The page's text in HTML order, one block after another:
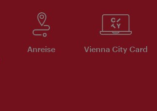
Anreise Vienna City Card